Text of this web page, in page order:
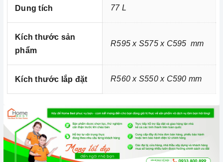
Dung tích 77 L
Kích thước sản
phẩm
R595 x S575 x C595 mm
Kích thước lắp đặt R560 x S550 x C590 mm